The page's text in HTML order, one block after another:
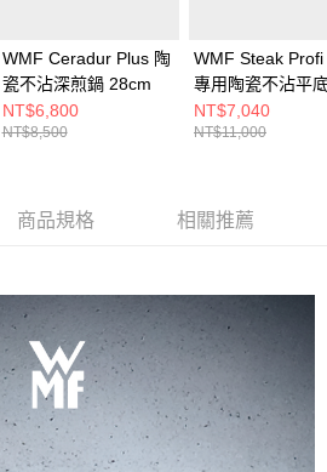
WMF Ceradur Plus 陶
瓷不沾深煎鍋 28cm
NT$6,800
NT$8,500
WMF Steak Profi
專用陶瓷不沾平
28cm
NT$7,040
NT$11,000
商品規格 相關推薦